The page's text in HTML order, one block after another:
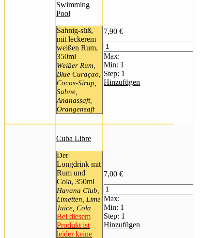
Swimming
Pool
Sahnig-süß,
mit leckerem
weißen Rum,
350ml
Weißer Rum,
Blue Curaçao,
Cocos-Sirup,
Sahne,
Ananassaft,
Orangensaft
7,90 €
Max:
Min: 1
Step: 1
Hinzufügen
Cuba Libre
Der
Longdrink mit
Rum und
Cola, 350ml
Havana Club,
Limetten, Lime
Juice, Cola
Bei diesem
Produkt ist
leider keine
7,00 €
Max:
Min: 1
Step: 1
Hinzufügen